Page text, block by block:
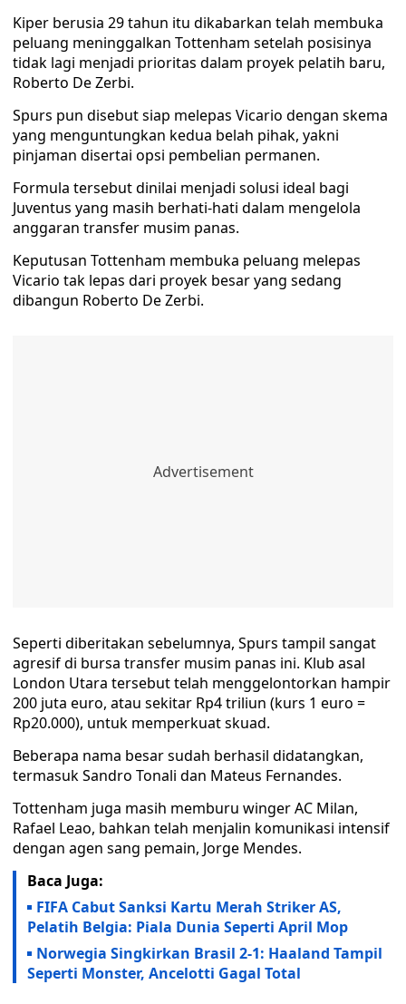
Kiper berusia 29 tahun itu dikabarkan telah membuka
peluang meninggalkan Tottenham setelah posisinya
tidak lagi menjadi prioritas dalam proyek pelatih baru,
Roberto De Zerbi.
Spurs pun disebut siap melepas Vicario dengan skema
yang menguntungkan kedua belah pihak, yakni
pinjaman disertai opsi pembelian permanen.
Formula tersebut dinilai menjadi solusi ideal bagi
Juventus yang masih berhati-hati dalam mengelola
anggaran transfer musim panas.
Keputusan Tottenham membuka peluang melepas
Vicario tak lepas dari proyek besar yang sedang
dibangun Roberto De Zerbi.
Seperti diberitakan sebelumnya, Spurs tampil sangat
agresif di bursa transfer musim panas ini. Klub asal
London Utara tersebut telah menggelontorkan hampir
200 juta euro, atau sekitar Rp4 triliun (kurs 1 euro =
Rp20.000), untuk memperkuat skuad.
Beberapa nama besar sudah berhasil didatangkan,
termasuk Sandro Tonali dan Mateus Fernandes.
Tottenham juga masih memburu winger AC Milan,
Rafael Leao, bahkan telah menjalin komunikasi intensif
dengan agen sang pemain, Jorge Mendes.
Baca Juga:
FIFA Cabut Sanksi Kartu Merah Striker AS,
Pelatih Belgia: Piala Dunia Seperti April Mop
Norwegia Singkirkan Brasil 2-1: Haaland Tampil
Seperti Monster, Ancelotti Gagal Total